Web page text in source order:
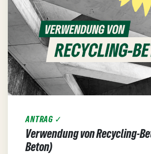
ANTRAG ✓
Verwendung von Recycling-
Beton)